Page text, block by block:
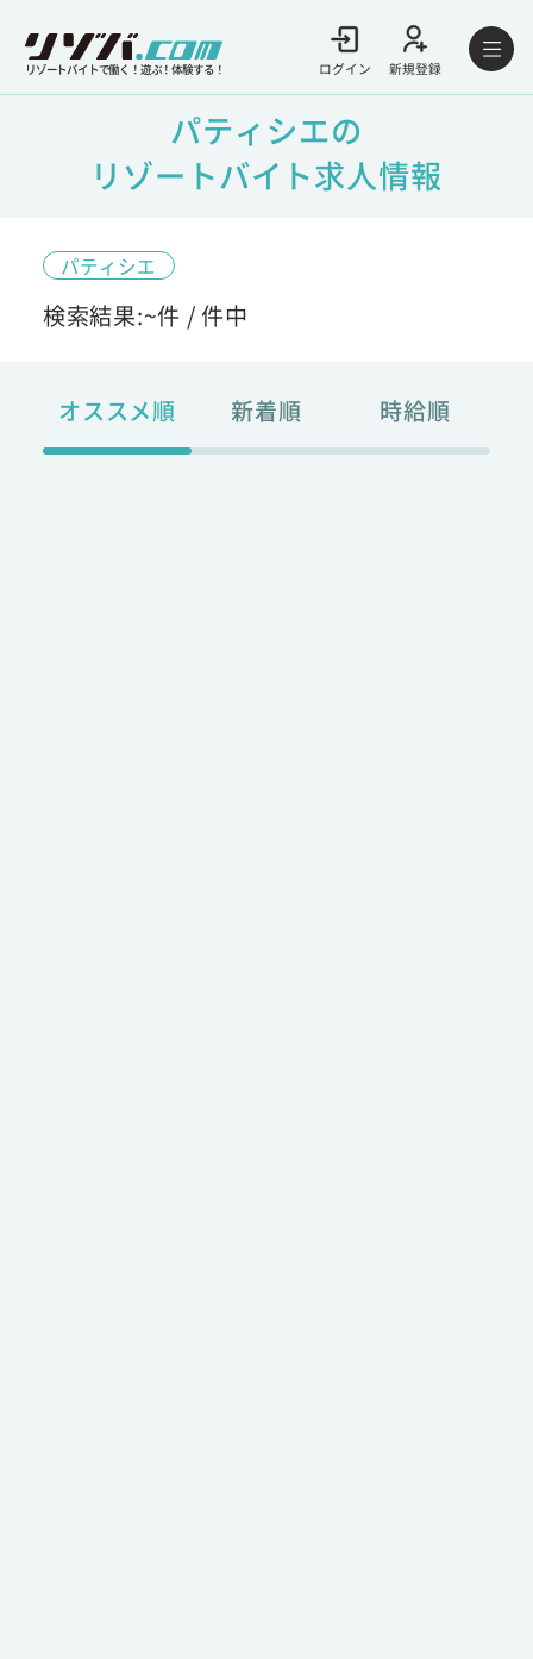
リゾートバイトで働く！遊ぶ！体験する！ ログイン 新規登録
パティシエの
リゾートバイト求人情報
パティシエ
検索結果:~件 /件中
オススメ順 新着順 時給順